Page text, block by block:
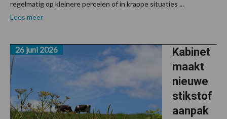
regelmatig op kleinere percelen of in krappe situaties ...
Lees meer
Kabinet
maakt
nieuwe
stikstof
aanpak
26 juni 2026